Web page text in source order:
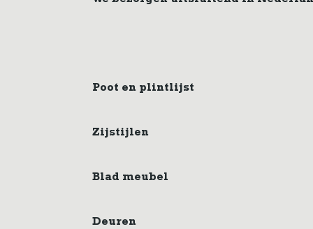
Poot en plintlijst
Zijstijlen
Blad meubel
Deuren